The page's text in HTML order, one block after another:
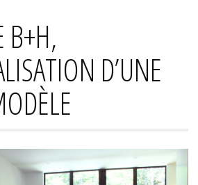
B+H,
D’UNE